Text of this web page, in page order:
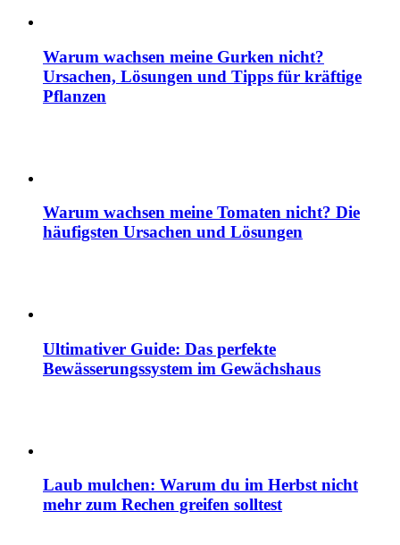
Warum wachsen meine Gurken nicht?
Ursachen, Lösungen und Tipps für kräftige
Pflanzen
Warum wachsen meine Tomaten nicht? Die
häufigsten Ursachen und Lösungen
Ultimativer Guide: Das perfekte
Bewässerungssystem im Gewächshaus
Laub mulchen: Warum du im Herbst nicht
mehr zum Rechen greifen solltest